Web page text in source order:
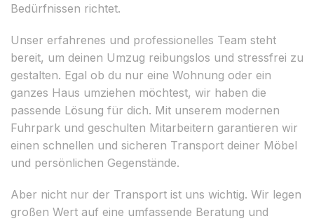
Bedürfnissen richtet.
Unser erfahrenes und professionelles Team steht
bereit, um deinen Umzug reibungslos und stressfrei zu
gestalten. Egal ob du nur eine Wohnung oder ein
ganzes Haus umziehen möchtest, wir haben die
passende Lösung für dich. Mit unserem modernen
Fuhrpark und geschulten Mitarbeitern garantieren wir
einen schnellen und sicheren Transport deiner Möbel
und persönlichen Gegenstände.
Aber nicht nur der Transport ist uns wichtig. Wir legen
großen Wert auf eine umfassende Beratung und